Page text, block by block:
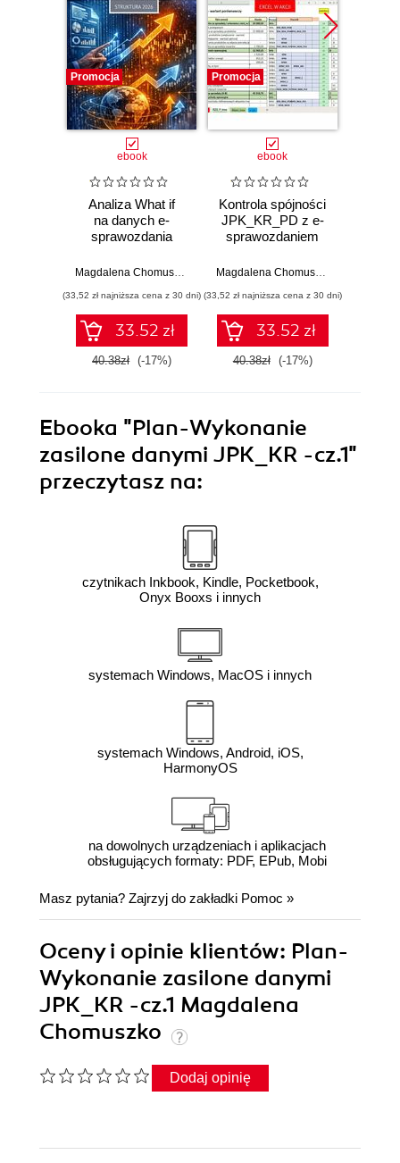
Promocja
ebook
Analiza What if
na danych e-
sprawozdania
(33,52 zł najniższa cena z 30 dni)
33.52 zł
40.38zł (-17%)
Promocja
ebook
Kontrola spójności
JPK_KR_PD z e-
sprawozdaniem
Magdalena Chomuszko
(33,52 zł najniższa cena z 30 dni)
33.52 zł
40.38zł (-17%)
Ebooka "Plan-Wykonanie
zasilone danymi JPK_KR -cz.1"
przeczytasz na:
czytnikach Inkbook, Kindle, Pocketbook,
Onyx Booxs i innych
systemach Windows, MacOS i innych
systemach Windows, Android, iOS,
HarmonyOS
na dowolnych urządzeniach i aplikacjach
obsługujących formaty: PDF, EPub, Mobi
Masz pytania? Zajrzyj do zakładki Pomoc »
Oceny i opinie klientów: Plan-
Wykonanie zasilone danymi
JPK_KR -cz.1 Magdalena
Chomuszko
Dodaj opinię